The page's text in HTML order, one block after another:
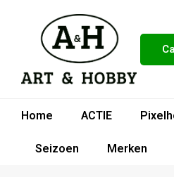
Home ACTIE
Seizoen
Merken